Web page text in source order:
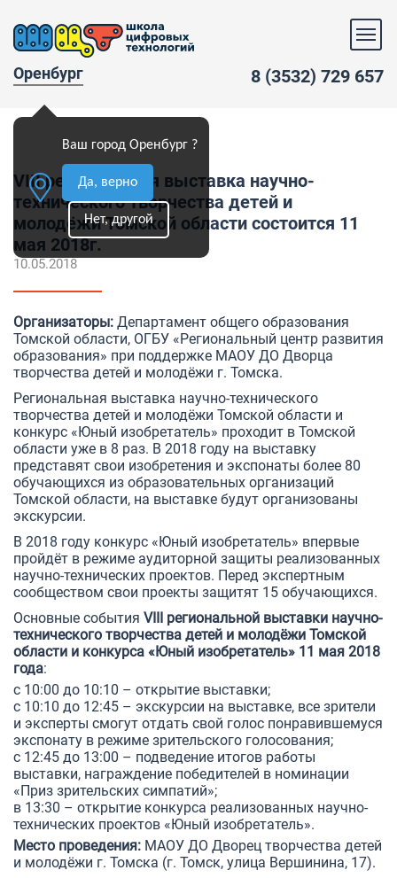
Оренбург
Ваш город Оренбург ?
Да, верно
Нет, другой
8 (3532) 729 657
VIII региональная выставка научно-
технического творчества детей и
молодёжи Томской области состоится 11
мая 2018г.
10.05.2018
Организаторы: Департамент общего образования
Томской области, ОГБУ «Региональный центр развития
образования» при поддержке МАОУ ДО Дворца
творчества детей и молодёжи г. Томска.
Региональная выставка научно-технического
творчества детей и молодёжи Томской области и
конкурс «Юный изобретатель» проходит в Томской
области уже в 8 раз. В 2018 году на выставку
представят свои изобретения и экспонаты более 80
обучающихся из образовательных организаций
Томской области, на выставке будут организованы
экскурсии.
В 2018 году конкурс «Юный изобретатель» впервые
пройдёт в режиме аудиторной защиты реализованных
научно-технических проектов. Перед экспертным
сообществом свои проекты защитят 15 обучающихся.
Основные события VIII региональной выставки научно-
технического творчества детей и молодёжи Томской
области и конкурса «Юный изобретатель» 11 мая 2018
года:
с 10:00 до 10:10 – открытие выставки;
с 10:10 до 12:45 – экскурсии на выставке, все зрители
и эксперты смогут отдать свой голос понравившемуся
экспонату в режиме зрительского голосования;
с 12:45 до 13:00 – подведение итогов работы
выставки, награждение победителей в номинации
«Приз зрительских симпатий»;
в 13:30 – открытие конкурса реализованных научно-
технических проектов «Юный изобретатель».
Место проведения: МАОУ ДО Дворец творчества детей
и молодёжи г. Томска (г. Томск, улица Вершинина, 17).